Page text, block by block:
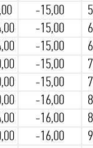
-15,00
-15,00
-15,00
-15,00
-15,00
-16,00
-16,00
-16,00